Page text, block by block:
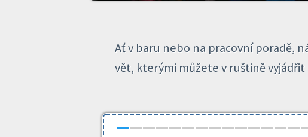
Ať v baru nebo na pracovní poradě,
vět, kterými můžete v ruštině